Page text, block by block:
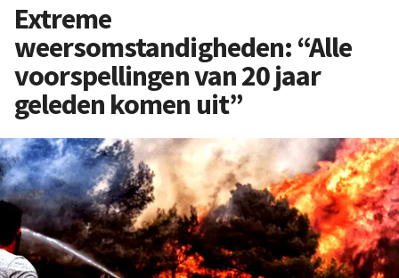
Extreme
weersomstandigheden: “Alle
voorspellingen van 20 jaar
geleden komen uit”